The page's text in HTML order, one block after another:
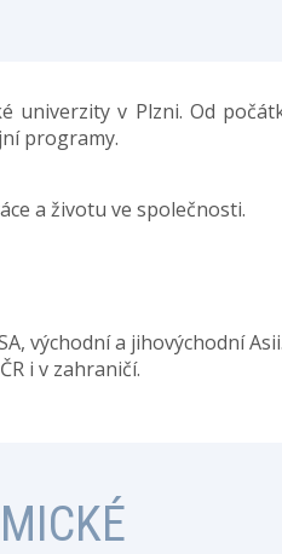
univerzity v Plzni. Od
programy.
a životu ve společnosti.
východní a jihovýchodní Asii.
i v zahraničí.